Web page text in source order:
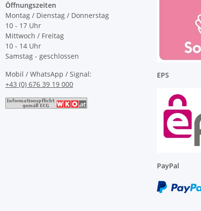
Öffnungszeiten
Montag / Dienstag / Donnerstag
10 - 17 Uhr
Mittwoch / Freitag
10 - 14 Uhr
Samstag - geschlossen
Mobil / WhatsApp / Signal:
+43 (0) 676 39 19 000
EPS
PayPal